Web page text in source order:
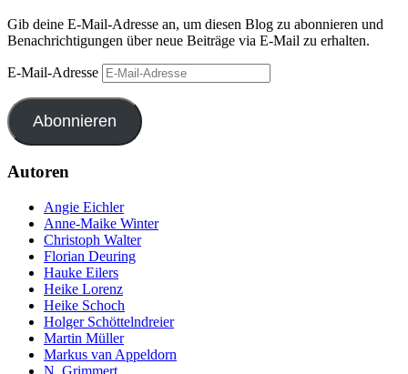
Gib deine E-Mail-Adresse an, um diesen Blog zu abonnieren und
Benachrichtigungen über neue Beiträge via E-Mail zu erhalten.
E-Mail-Adresse
Abonnieren
Autoren
Angie Eichler
Anne-Maike Winter
Christoph Walter
Florian Deuring
Hauke Eilers
Heike Lorenz
Heike Schoch
Holger Schöttelndreier
Martin Müller
Markus van Appeldorn